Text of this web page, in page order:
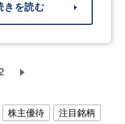
きを読む
株主優待
注目銘柄